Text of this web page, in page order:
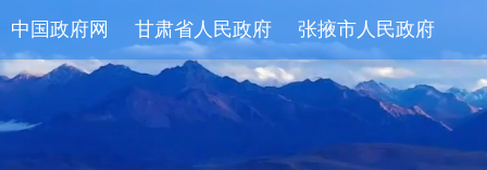
中国政府网 甘肃省人民政府 张掖市人民政府